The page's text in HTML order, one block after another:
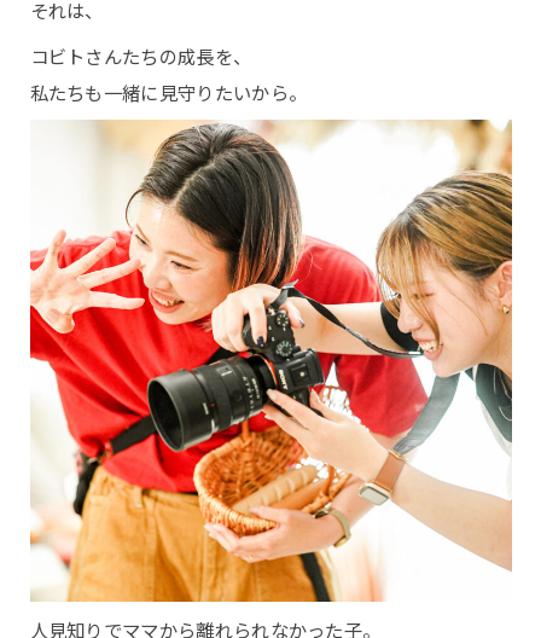
それは、
コビトさんたちの成長を、
私たちも一緒に見守りたいから。
人見知りでママから離れられなかった子。